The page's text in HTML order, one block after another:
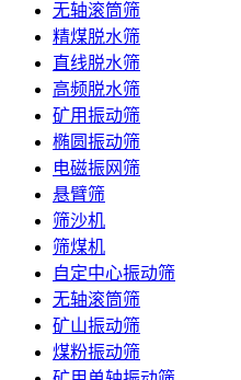
无轴滚筒筛
精煤脱水筛
直线脱水筛
高频脱水筛
矿用振动筛
椭圆振动筛
电磁振网筛
悬臂筛
筛沙机
筛煤机
自定中心振动筛
无轴滚筒筛
矿山振动筛
煤粉振动筛